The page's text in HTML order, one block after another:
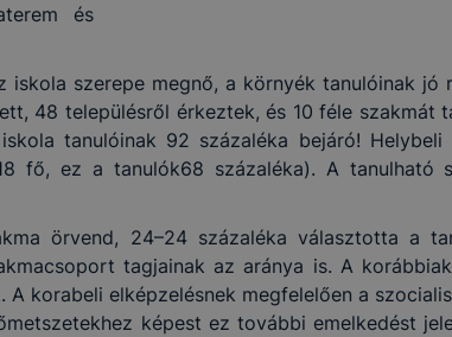
és
szerepe megnő, a környék tanulóinak jó
48 településről érkeztek, és 10 féle szakmát
tanulóinak 92 százaléka bejáró! Helybeli
fő, ez a tanulók68 százaléka). A tanulható
örvend, 24–24 százaléka választotta a
tagjainak az aránya is. A
korabeli elképzelésnek megfelelően a
képest ez további emelkedést